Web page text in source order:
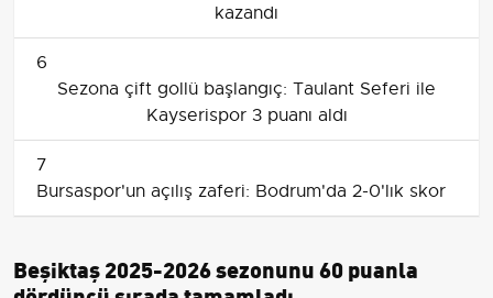
kazandı
6
Sezona çift gollü başlangıç: Taulant Seferi ile
Kayserispor 3 puanı aldı
7
Bursaspor'un açılış zaferi: Bodrum'da 2-0'lık skor
Beşiktaş 2025-2026 sezonunu 60 puanla